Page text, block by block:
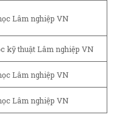
Lâm nghiệp VN
kỹ thuật Lâm nghiệp VN
Lâm nghiệp VN
Lâm nghiệp VN